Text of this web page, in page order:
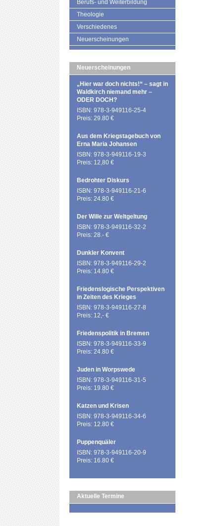
Berufs- und Weiterbildung
Theologie
Verschiedenes
Neuerscheinungen
Neuerscheinungen
„Hier war doch nichts!“ – sagt in
Waldkirch niemand mehr –
ODER DOCH?
ISBN: 978-3-949116-25-4
Preis: 29.80 €
Aus dem Kriegstagebuch von
Erna Maria Johansen
ISBN: 978-3-949116-19-3
Preis: 12,80 €
Bedrohter Diskurs
ISBN: 978-3-949116-21-6
Preis: 24.80 €
Der Wille zur Weltgeltung
ISBN: 978-3-949116-32-2
Preis: 28.- €
Dunkler Konvent
ISBN: 978-3-949116-29-2
Preis: 14.80 €
Friedenslogische Perspektiven
in Zeiten des Krieges
ISBN: 978-3-949116-27-8
Preis: 12,- €
Friedenspolitik in Bremen
ISBN: 978-3-949116-33-9
Preis: 24.80 €
Juden in Worpswede
ISBN: 978-3-949116-31-5
Preis: 19.80 €
Katzen und Krisen
ISBN: 978-3-949116-34-6
Preis: 12.80 €
Puppenquäler
ISBN: 978-3-949116-20-9
Preis: 16.80 €
Aktuelle Termine